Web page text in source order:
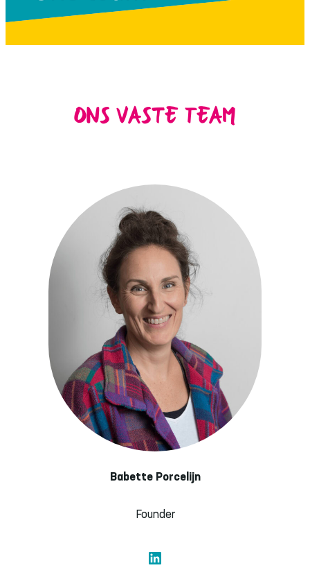
ONS VASTE TEAM
Babette Porcelijn
Founder
LinkedIn